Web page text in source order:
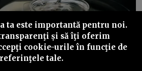
in vitro (FIV) presupune patru
ta este importantă pentru noi.
și să îţi oferim
cookie-urile în funcţie de
tale.